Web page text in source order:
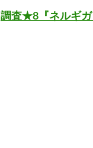
調査★8『ネルギガ